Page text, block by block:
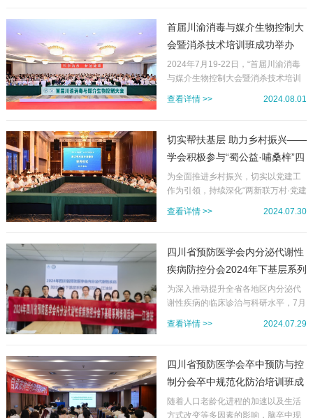
第七人民医院李争光教授、南部县人
民医院肿瘤科主任李涛教授等来自省
内外各...
班”于2024年8月2日至4日在天府之国
健康领域的新形势、新需求，8月2日
晚，四川省预防医学会妇幼介入与康
复专业委员会第一届委员会选举成立
副会长兼秘书长吴建林出席会议并致
出四川省预防医学会妇幼介入与康复
专业委员会第一届委员会委员，来自
全省...
首届川渝消毒与媒介生物控制大
会暨消杀技术培训班成功举办
2024年7月19-22日，“首届川渝消毒
与媒介生物控制大会暨消杀技术培训
由四川省预防医学会、重庆市预防医
心、重庆市疾病预防控制中心协办，
制分会、重庆市预防医学会消毒与媒
介生物控制专委会承办，来自川渝两
地疾控机构、医疗机构、消毒与媒介
表等共计200余人参加本次盛会。四
省预防医学会消毒与媒介生物控制分
会主任委员张丽主持大会开幕式，对
到场的各...
查看详情 >> 2024.08.01
切实帮扶基层 助力乡村振兴——
学会积极参与“蜀公益·哺桑梓”四
川省社会组织助力乡村振兴活动
为全面推进乡村振兴，切实以党建工
作为引领，持续深化“两新联万村·党建
组织开展了“蜀公益·哺桑梓”——四川
积极参与其中，向广安市邻水县袁市
位办公条件。7月24日，我会赶赴广
安市参加助力乡村振兴相关活动。民
政厅二级巡视员、社会组织管理局局
委副书记、县长石国平出席启动仪式
发言。石国平县长在致辞中对出席仪
式的各级领导和社会组织代表表示热
烈欢迎，...
查看详情 >> 2024.07.30
四川省预防医学会内分泌代谢性
疾病防控分会2024年下基层系列
培训（江油站）成功举办
为深入推动提升全省各地区内分泌代
谢性疾病的临床诊治与科研水平，7月
代谢性疾病防控分会2024年下基层系
举办。培训特邀四川大学华西医院内
与陈大伟教授亲临指导，吸引了江油
市人民医院全体医护人员及绵阳江油
地区业界同仁的广泛参与。李舍予教
查看详情 >> 2024.07.29
四川省预防医学会卒中预防与控
制分会卒中规范化防治培训班成
功举办
随着人口老龄化进程的加速以及生活
方式改变等多因素的影响，脑卒中现